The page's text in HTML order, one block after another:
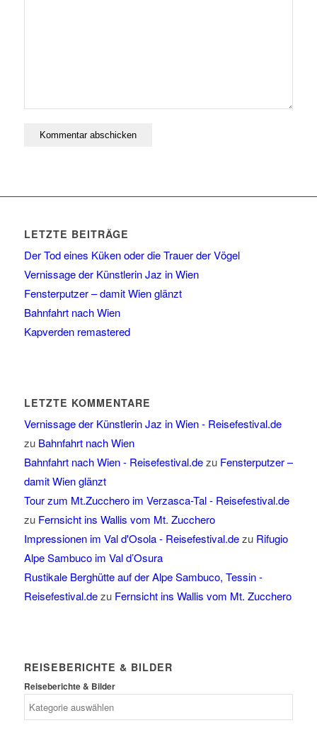
LETZTE BEITRÄGE
Der Tod eines Küken oder die Trauer der Vögel
Vernissage der Künstlerin Jaz in Wien
Fensterputzer – damit Wien glänzt
Bahnfahrt nach Wien
Kapverden remastered
LETZTE KOMMENTARE
Vernissage der Künstlerin Jaz in Wien - Reisefestival.de
zu Bahnfahrt nach Wien
Bahnfahrt nach Wien - Reisefestival.dezu Fensterputzer –
damit Wien glänzt
Tour zum Mt.Zucchero im Verzasca-Tal - Reisefestival.de
zu Fernsicht ins Wallis vom Mt. Zucchero
Impressionen im Val d'Osola - Reisefestival.dezu Rifugio
Alpe Sambuco im Val d’Osura
Rustikale Berghütte auf der Alpe Sambuco, Tessin -
Reisefestival.dezu Fernsicht ins Wallis vom Mt. Zucchero
REISEBERICHTE & BILDER
Reiseberichte & Bilder